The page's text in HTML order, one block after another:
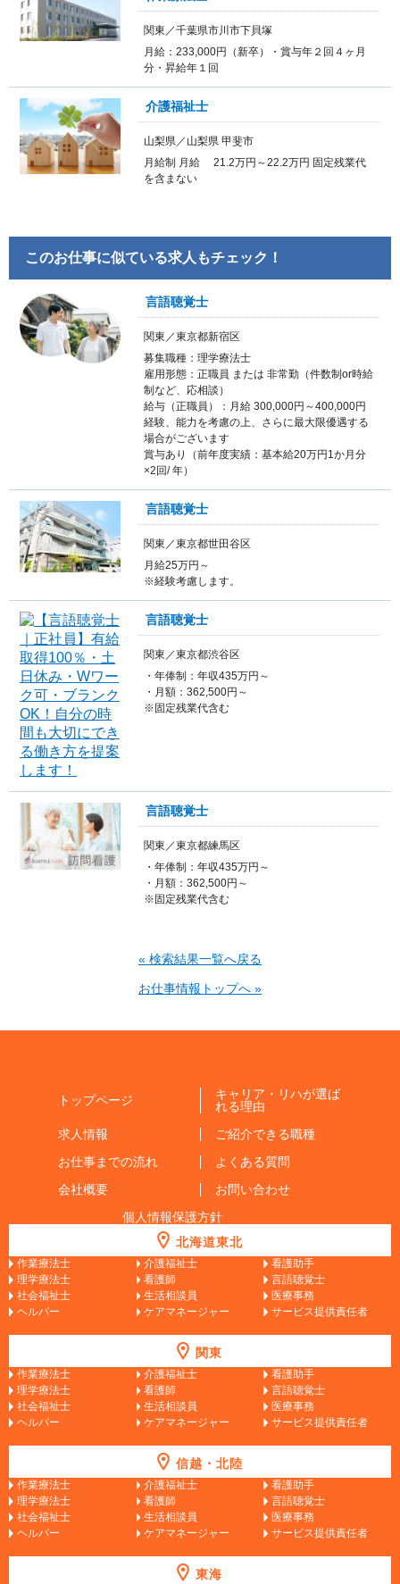
関東／千葉県市川市下貝塚
月給：233,000円（新卒）・賞与年２回４ヶ月
分・昇給年１回
介護福祉士
山梨県／山梨県 甲斐市
月給制 月給 21.2万円～22.2万円 固定残業代
を含まない
このお仕事に似ている求人もチェック！
言語聴覚士
関東／東京都新宿区
募集職種：理学療法士
雇用形態：正職員 または 非常勤（件数制or時給
制など、応相談）
給与（正職員）：月給 300,000円～400,000円
経験、能力を考慮の上、さらに最大限優遇する
場合がございます
賞与あり（前年度実績：基本給20万円1か月分
×2回/ 年）
言語聴覚士
関東／東京都世田谷区
月給25万円～
※経験考慮します。
言語聴覚士
関東／東京都渋谷区
・年俸制：年収435万円～
・月額：362,500円～
※固定残業代含む
言語聴覚士
関東／東京都練馬区
・年俸制：年収435万円～
・月額：362,500円～
※固定残業代含む
« 検索結果一覧へ戻る
お仕事情報トップへ »
トップページ
キャリア・リハが選ば
れる理由
求人情報
ご紹介できる職種
お仕事までの流れ
よくある質問
会社概要
お問い合わせ
個人情報保護方針
北海道東北
作業療法士 介護福祉士
看護助手
理学療法士
看護師
言語聴覚士
社会福祉士
生活相談員
医療事務
ヘルパー
ケアマネージャー サービス提供責任者
関東
作業療法士 介護福祉士
看護助手
理学療法士
看護師
言語聴覚士
社会福祉士
生活相談員
医療事務
ヘルパー
ケアマネージャー サービス提供責任者
信越・北陸
作業療法士 介護福祉士
看護助手
理学療法士
看護師
言語聴覚士
社会福祉士
生活相談員
医療事務
ヘルパー
ケアマネージャー サービス提供責任者
東海